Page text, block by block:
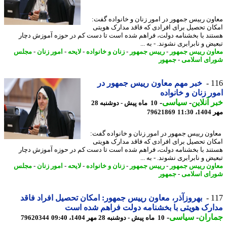
رییس جمهور در امور زنان و خانواده گفت:
تحصیل برای افرادی که فاقد مدارک هویتی
با بخشنامه دولت، فراهم شده است تا دست کم در حوزه آموزش دچار
و نابرابری نشوند. - به ...
رییس جمهور-رییس جمهور-زنان و خانواده- لایحه-امور زنان -مجلس
اسلامی-جمهور
خبر مهم معاون رییس جمهور در
زنان و خانواده
آنلاین-سیاسی-
10 ماه پیش - دوشنبه 28
79621869
رییس جمهور در امور زنان و خانواده گفت:
تحصیل برای افرادی که فاقد مدارک هویتی
با بخشنامه دولت، فراهم شده است تا دست کم در حوزه آموزش دچار
و نابرابری نشوند. - به ...
رییس جمهور-رییس جمهور-زنان و خانواده- لایحه-امور زنان -مجلس
اسلامی-جمهور
بهروزآذر، معاون رییس جمهور: امکان تحصیل افراد فاقد
هویتی با بخشنامه دولت فراهم شده است
- سیاسی-10 ماه پیش - دوشنبه 28 مهر 1404، 09:40 79620344